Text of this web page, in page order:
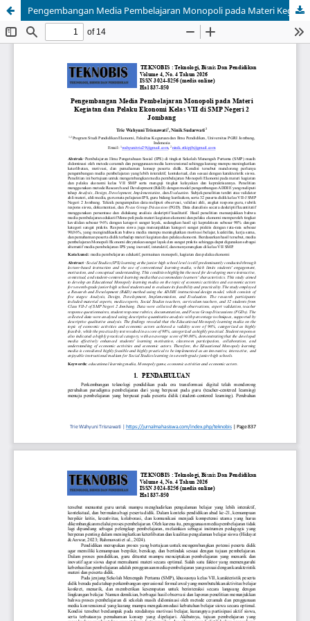
Pengembangan Media Pembelajaran Monopoli pada Materi Kegiatan dan Pelaku Ekonomi Kelas VII di SMP Negeri 2 Jombang